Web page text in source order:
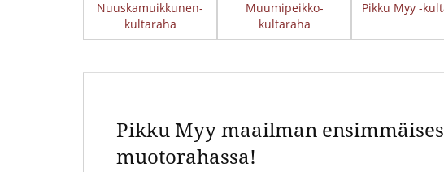
Nuuskamuikkunen-
kultaraha
Muumipeikko-
kultaraha
Pikku Myy -
Pikku Myy maailman
muotorahassa!